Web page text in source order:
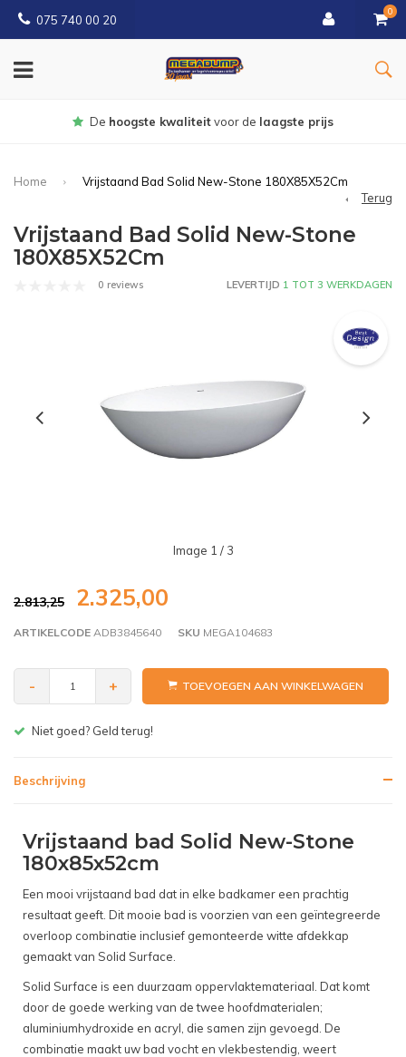
075 740 00 20
0
Gratisbezorgd vanaf € 150
Home
Vrijstaand Bad Solid New-Stone 180X85X52Cm
Terug
Vrijstaand Bad Solid New-Stone
180X85X52Cm
0 reviews LEVERTIJD 1 TOT 3 WERKDAGEN
Image 1 / 3
2.813,25 2.325,00
ARTIKELCODE ADB3845640 SKU MEGA104683
- + TOEVOEGEN AAN WINKELWAGEN
Gratis bezorgen v.a. € 150,- (NL)
Beschrijving
Vrijstaand bad Solid New-Stone
180x85x52cm
Een mooi vrijstaand bad dat in elke badkamer een prachtig
resultaat geeft. Dit mooie bad is voorzien van een geïntegreerde
overloop combinatie inclusief gemonteerde witte afdekkap
gemaakt van Solid Surface.
Solid Surface is een duurzaam oppervlaktemateriaal. Dat komt
door de goede werking van de twee hoofdmaterialen;
aluminiumhydroxide en acryl, die samen zijn gevoegd. De
combinatie maakt uw bad vocht en vlekbestendig, weert